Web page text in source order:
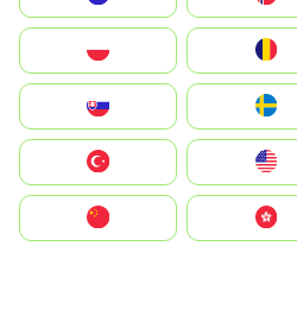
United States
中國香港特別行政區